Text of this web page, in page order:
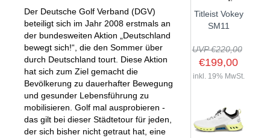
SHOP
GOLFSCHLÄGER
Der Deutsche Golf Verband (DGV)
beteiligt sich im Jahr 2008 erstmals an
der bundesweiten Aktion „Deutschland
bewegt sich!“, die den Sommer über
durch Deutschland tourt. Diese Aktion
hat sich zum Ziel gemacht die
Bevölkerung zu dauerhafter Bewegung
und gesunder Lebensführung zu
mobilisieren. Golf mal ausprobieren -
das gilt bei dieser Städtetour für jeden,
der sich bisher nicht getraut hat, eine
Titleist Vokey
SM11
UVP €220,00
€199,00
inkl. 19% MwSt.